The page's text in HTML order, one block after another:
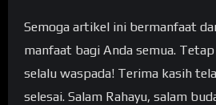
Semoga artikel ini bermanfaat
manfaat bagi Anda semua.
selalu waspada! Terima kasih
selesai. Salam Rahayu, salam